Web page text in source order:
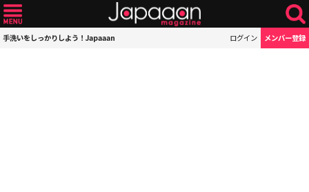
手洗いをしっかりしよう！Japaaan ログイン メンバー登録